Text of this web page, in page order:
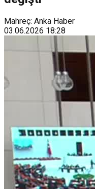
Mahreç: Anka Haber
03.06.2026 18:28